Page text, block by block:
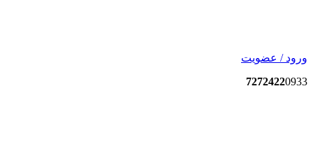
ورود / عضویت
72724220933